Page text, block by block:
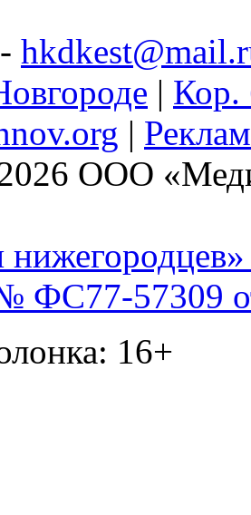
| Кор.
|
ООО
57309
16+